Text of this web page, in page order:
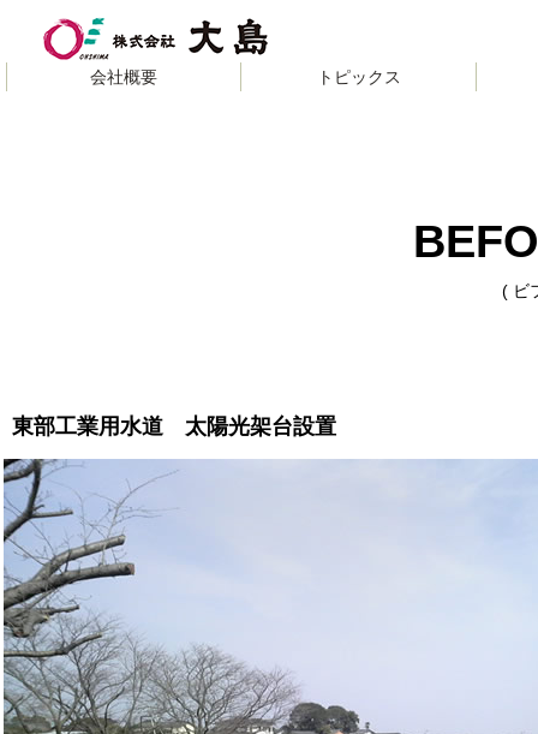
会社概要 トピック ス
( ビ
東部工業用水道 太陽光架台設置